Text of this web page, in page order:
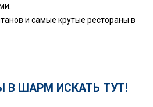
и самые крутые рестораны в
В ШАРМ ИСКАТЬ ТУТ!